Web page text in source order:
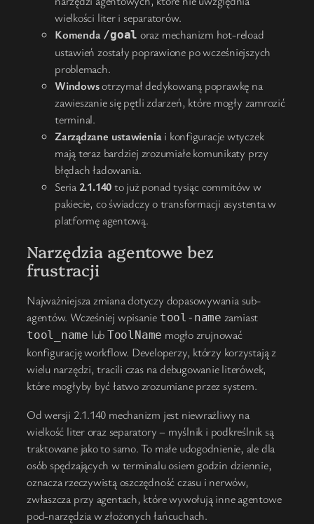
wielkości liter i separatorów.
Komenda /goal oraz mechanizm hot-reload
ustawień zostały poprawione po wcześniejszych
problemach.
Windowsotrzymał dedykowaną poprawkę na
zawieszanie się pętli zdarzeń, które mogły zamrozić
terminal.
Zarządzane ustawieniai konfiguracje wtyczek
mają teraz bardziej zrozumiałe komunikaty przy
błędach ładowania.
Seria 2.1.140to już ponad tysiąc commitów w
pakiecie, co świadczy o transformacji asystenta w
platformę agentową.
Narzędzia agentowe bez
frustracji
Najważniejsza zmiana dotyczy dopasowywania sub-
agentów. Wcześniej wpisanie tool-name zamiast
tool_name lub ToolName mogło zrujnować
konfigurację workflow. Developerzy, którzy korzystają z
wielu narzędzi, tracili czas na debugowanie literówek,
które mogłyby być łatwo zrozumiane przez system.
Od wersji 2.1.140 mechanizm jest niewrażliwy na
wielkość liter oraz separatory – myślnik i podkreślnik są
traktowane jako to samo. To małe udogodnienie, ale dla
osób spędzających w terminalu osiem godzin dziennie,
oznacza rzeczywistą oszczędność czasu i nerwów,
zwłaszcza przy agentach, które wywołują inne agentowe
pod-narzędzia w złożonych łańcuchach.